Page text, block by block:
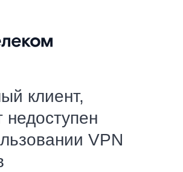
клиент,
недоступен
VPN